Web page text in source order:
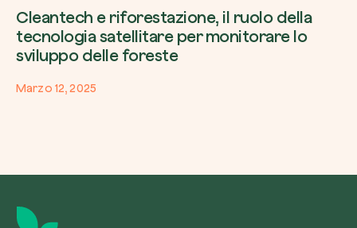
Cleantech e riforestazione, il ruolo della
tecnologia satellitare per monitorare lo
sviluppo delle foreste
Marzo 12, 2025